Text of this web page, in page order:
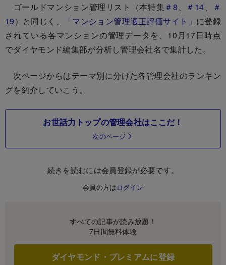
ゴールドマンション管理リスト（本特集＃8、 ＃14、
＃
19）と同じく、 「マンション管理適正評価サイト」 に登録
されている各マンションの管理データを、10月17日時点
でダイヤモンド編集部が分析し管理会社名で集計した。
次ページからはテーマ別に分けた各管理会社のランキン
グを紹介していこう。
お世話力トップの管理会社はここだ！
次のページ
続きを読むには会員登録が必要です。
会員の方は ログイン
すべての記事が読み放題！
7日間無料体験
ダイヤモンド・プレミアムに登録